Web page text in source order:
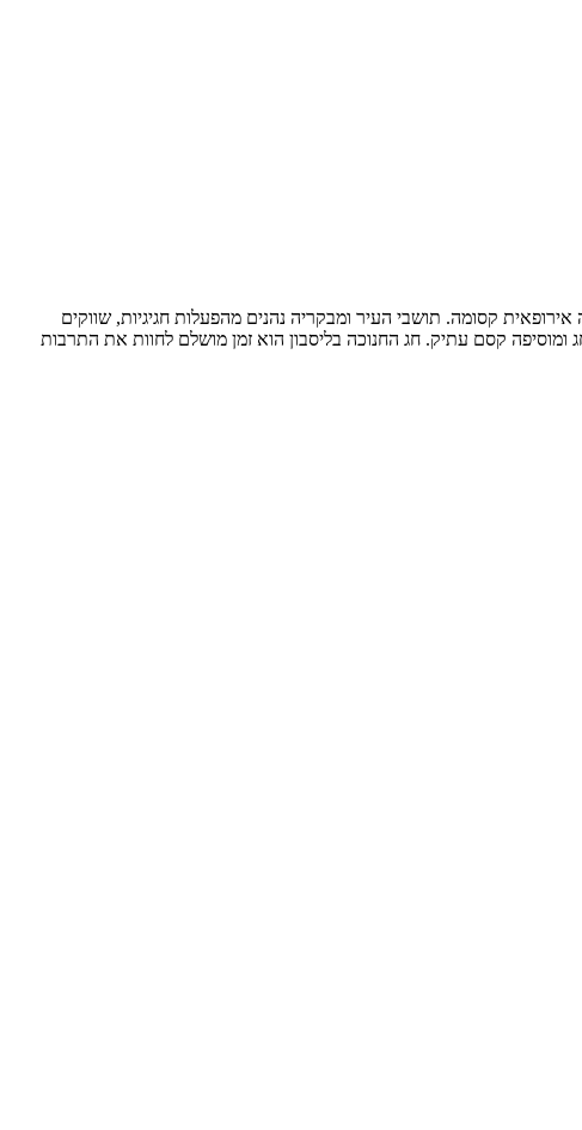
קסומה. תושבי העיר ומבקריה נהנים מהפעלות חגיגיות, שווקים
ומוסיפה קסם עתיק. חג החנוכה בליסבון הוא זמן מושלם לחוות את התרבות